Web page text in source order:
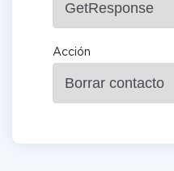
Acción